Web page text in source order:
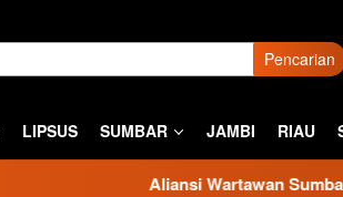
Pencarian
LIPSUS SUMBAR JAMBI RIAU
Aliansi Wartawan Sumbar Kecam Sikap